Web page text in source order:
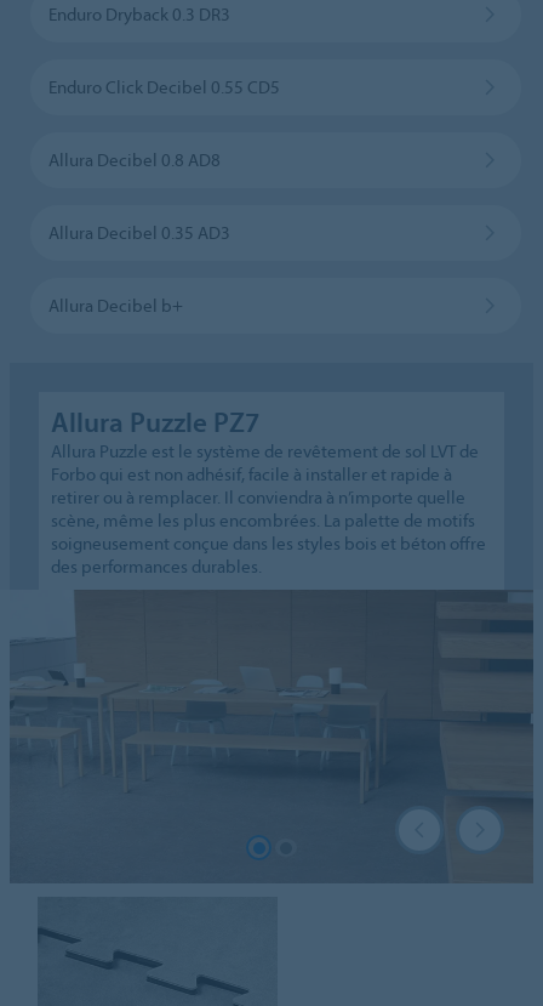
Enduro Dryback 0.3 DR3
Enduro Click Decibel 0.55 CD5
Allura Decibel 0.8 AD8
Allura Decibel 0.35 AD3
Allura Decibel b+
Allura Puzzle PZ7
Allura Puzzle est le système de revêtement de sol LVT de
Forbo qui est non adhésif, facile à installer et rapide à
retirer ou à remplacer. Il conviendra à n’importe quelle
scène, même les plus encombrées. La palette de motifs
soigneusement conçue dans les styles bois et béton offre
des performances durables.